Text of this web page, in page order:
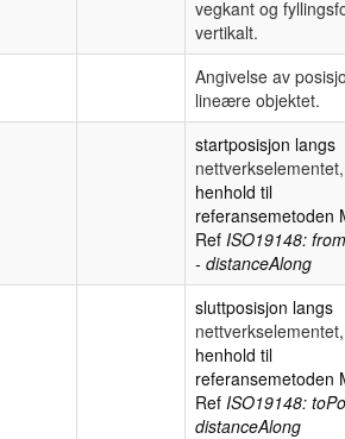
vegkant og
vertikalt.
Angivelse av
lineære objektet.
startposisjon langs
nettverkselementet,
henhold til
referansemetoden
Ref ISO19148:
- distanceAlong
sluttposisjon langs
nettverkselementet
henhold til
referansemetoden
Ref ISO19148:
distanceAlong